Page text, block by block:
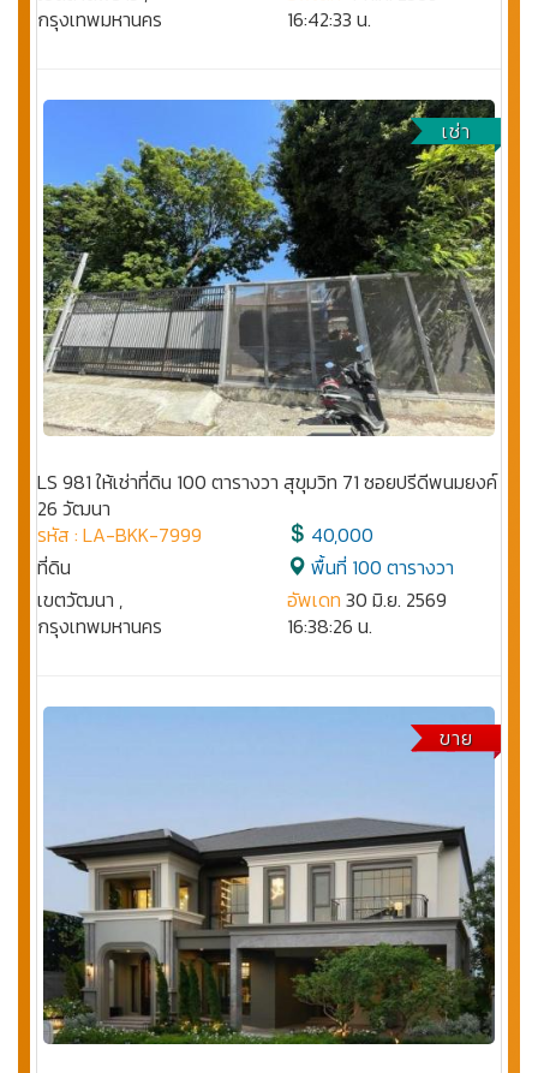
กรุงเทพมหานคร
16:42:33 น.
เช่า
LS 981 ให้เช่าที่ดิน 100 ตารางวา สุขุมวิท 71 ซอยปรีดีพนมยงค์
26 วัฒนา
รหัส : LA-BKK-7999
ที่ดิน
เขตวัฒนา ,
กรุงเทพมหานคร
40,000
พื้นที่ 100 ตารางวา
อัพเดท 30 มิ.ย. 2569
16:38:26 น.
ขาย